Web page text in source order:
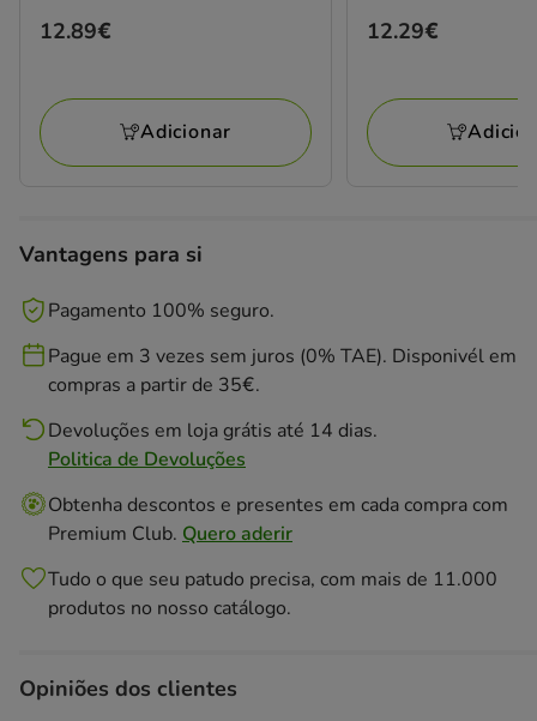
Preço
12.89€
Adicionar
Preço
12.29€
Vantagens para si
Pagamento 100% seguro.
Pague em 3 vezes sem juros (0% TAE). Disponivél em
compras a partir de 35€.
Devoluções em loja grátis até 14 dias.
Politica de Devoluções
Obtenha descontos e presentes em cada compra com
Premium Club. Quero aderir
Tudo o que seu patudo precisa, com mais de 11.000
produtos no nosso catálogo.
Opiniões dos clientes